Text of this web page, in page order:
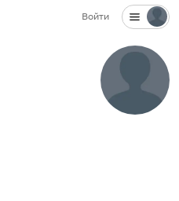
Войти